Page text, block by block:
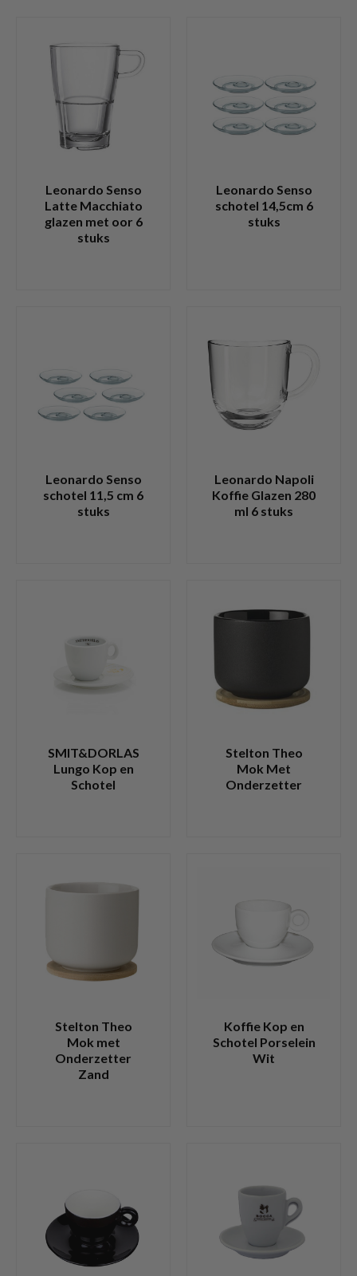
Leonardo Senso
Latte Macchiato
glazen met oor 6
stuks
Leonardo Senso
schotel 14,5cm 6
stuks
Leonardo Senso
schotel 11,5 cm 6
stuks
Leonardo Napoli
Koffie Glazen 280
ml 6 stuks
SMIT&DORLAS
Lungo Kop en
Schotel
Stelton Theo
Mok Met
Onderzetter
Stelton Theo
Mok met
Onderzetter
Zand
Koffie Kop en
Schotel Porselein
Wit